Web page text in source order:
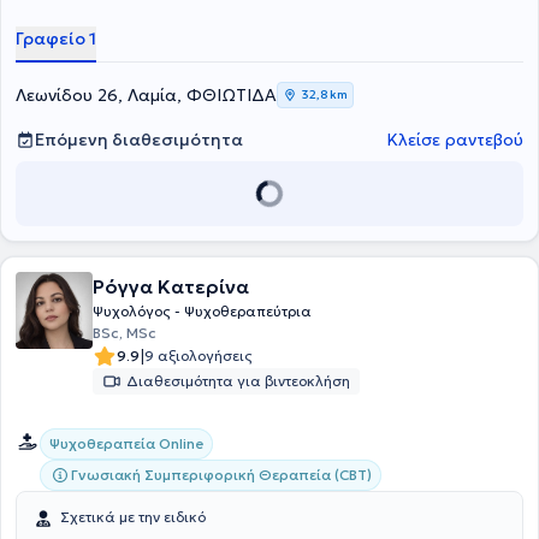
Γραφείο 1
Λεωνίδου 26, Λαμία, ΦΘΙΩΤΙΔΑ 32,8 km
Επόμενη διαθεσιμότητα Κλείσε ραντεβού
Ρόγγα Κατερίνα
Ψυχολόγος - Ψυχοθεραπεύτρια
BSc, MSc
9.9|9 αξιολογήσεις
Διαθεσιμότητα για βιντεοκλήση
Ψυχοθεραπεία Online
Γνωσιακή Συμπεριφορική Θεραπεία (CBT)
Σχετικά με την ειδικό